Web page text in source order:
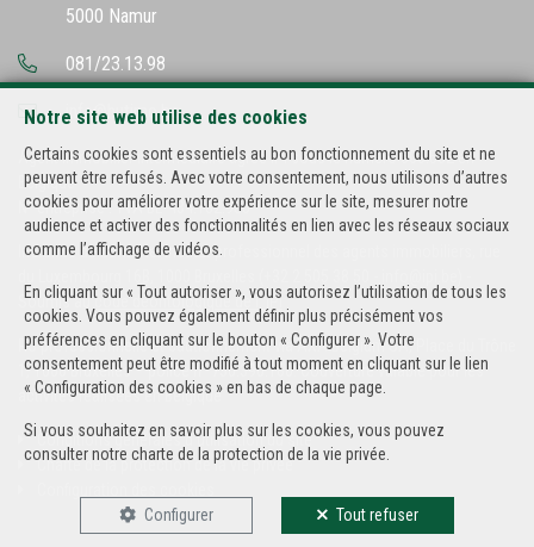
Notre site web utilise des cookies
Certains cookies sont essentiels au bon fonctionnement du site et ne
peuvent être refusés. Avec votre consentement, nous utilisons d’autres
cookies pour améliorer votre expérience sur le site, mesurer notre
audience et activer des fonctionnalités en lien avec les réseaux sociaux
comme l’affichage de vidéos.
En cliquant sur « Tout autoriser », vous autorisez l’utilisation de tous les
cookies. Vous pouvez également définir plus précisément vos
préférences en cliquant sur le bouton « Configurer ». Votre
consentement peut être modifié à tout moment en cliquant sur le lien
« Configuration des cookies » en bas de chaque page.
Si vous souhaitez en savoir plus sur les cookies, vous pouvez
consulter notre charte de la protection de la vie privée
Configurer Tout refuser
5000 Namur
081/23.13.98
info@hutimo.be
Agent immobilier intermédiaire agréé IPI sous le numéro 500.502 en
Belgique
N° entreprise : TVA BE-434.182.985
Instance de contrôle: Institut professionnel des agents immobiliers, rue
Soumis aucode déontologique de l’ IPI
RC professionnelle et cautionnement via AXA Belgium SA, Place du Trône
1, 1000 Bruxelles – police n° 730.390.160. Couverture valable pour les
activités réalisées en Belgique
Conditions générales d'utilisation du site
Charte de la protection de la vie privée